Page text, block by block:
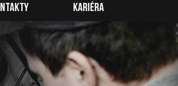
Kariéra